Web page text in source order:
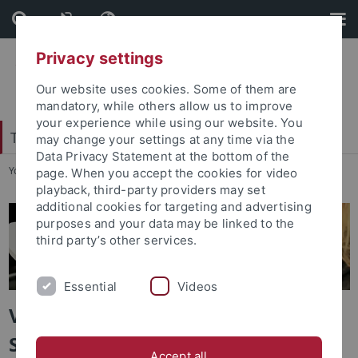
Skip
to
content
Skip
to
footer
Tübingen Center for Digital Education
You are here: Startseite ... Verbund Schulkooperationen
Verbund Schulkooperationen am
Standort Tübingen
Privacy settings
Our website uses cookies. Some of them are
mandatory, while others allow us to improve
your experience while using our website. You
may change your settings at any time via the
Data Privacy Statement at the bottom of the
page. When you accept the cookies for video
playback, third-party providers may set
additional cookies for targeting and advertising
purposes and your data may be linked to the
third party’s other services.
Essential Videos